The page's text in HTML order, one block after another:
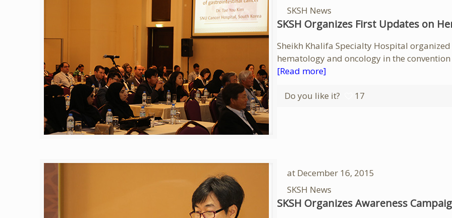
SKSH News
SKSH Organizes First Updates on
Sheikh Khalifa Specialty Hospital
hematology and oncology in the
[Read more]
Do you like it? 17
at December 16, 2015
SKSH News
SKSH Organizes Awareness